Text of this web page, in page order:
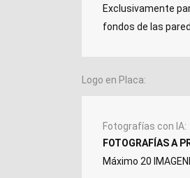
Exclusivamente
fondos de las
Logo en Placa
Fotografías con IA
FOTOGRAFÍAS A
Máximo 20